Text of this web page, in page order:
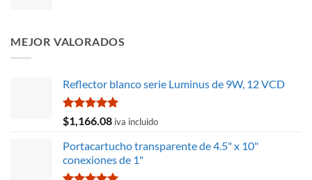
era:
$10,423.30.
MEJOR VALORADOS
Reflector blanco serie Luminus de 9W, 12 VCD
Valorado
con
de 5
$1,166.08 iva incluido
Portacartucho transparente de 4.5" x 10"
conexiones de 1"